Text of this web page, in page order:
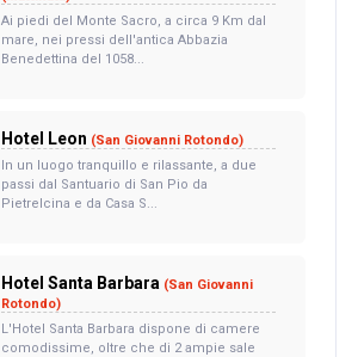
Ai piedi del Monte Sacro, a circa 9 Km dal
mare, nei pressi dell'antica Abbazia
Benedettina del 1058...
Hotel Leon (San Giovanni Rotondo)
In un luogo tranquillo e rilassante, a due
passi dal Santuario di San Pio da
Pietrelcina e da Casa S...
Hotel Santa Barbara (San Giovanni
Rotondo)
L'Hotel Santa Barbara dispone di camere
comodissime, oltre che di 2 ampie sale